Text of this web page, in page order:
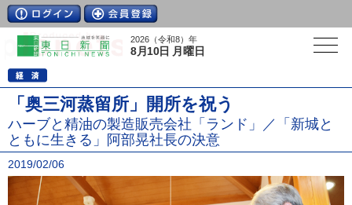
2026（令和8）年
8月10日 月曜日
「奥三河蒸留所」開所を祝う
ハーブと精油の製造販売会社「ランド」／「新城と
ともに生きる」阿部晃社長の決意
2019/02/06